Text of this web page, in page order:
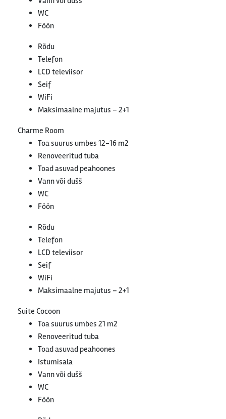
WC
Föön
Rõdu
Telefon
LCD televiisor
Seif
WiFi
Maksimaalne majutus – 2+1
Charme Room
Toa suurus umbes 12-16 m2
Renoveeritud tuba
Toad asuvad peahoones
Vann või dušš
WC
Föön
Rõdu
Telefon
LCD televiisor
Seif
WiFi
Maksimaalne majutus – 2+1
Suite Cocoon
Toa suurus umbes 21 m2
Renoveeritud tuba
Toad asuvad peahoones
Istumisala
Vann või dušš
WC
Föön